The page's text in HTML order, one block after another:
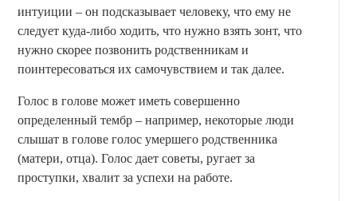
интуиции – он подсказывает человеку, что ему не
следует куда-либо ходить, что нужно взять зонт, что
нужно скорее позвонить родственникам и
поинтересоваться их самочувствием и так далее.
Голос в голове может иметь совершенно
определенный тембр – например, некоторые люди
слышат в голове голос умершего родственника
(матери, отца). Голос дает советы, ругает за
проступки, хвалит за успехи на работе.